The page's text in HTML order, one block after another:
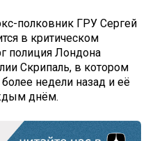
полковник ГРУ Сергей
в критическом
полиция Лондона
Скрипаль, в котором
более недели назад и её
днём.